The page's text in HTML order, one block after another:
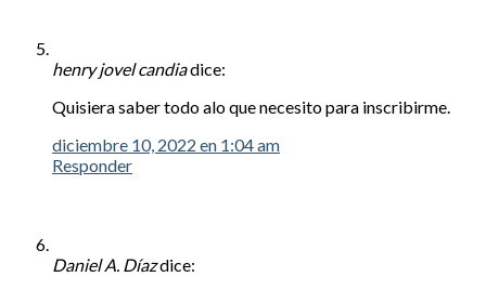
henry jovel candiadice:
Quisiera saber todo alo que necesito para inscribirme.
diciembre 10, 2022 en 1:04 am
Responder
Daniel A. Díazdice: